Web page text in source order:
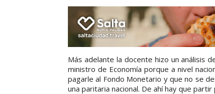
Más adelante la docente hizo un análisis
ministro de Economía porque a nivel
pagarle al Fondo Monetario y que no se
una paritaria nacional. De ahí hay que